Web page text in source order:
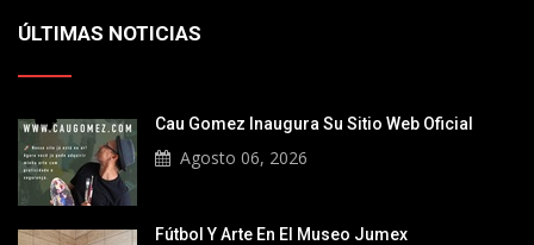
ÚLTIMAS NOTICIAS
Cau Gomez Inaugura Su Sitio Web Oficial
Agosto 06, 2026
Fútbol Y Arte En El Museo Jumex